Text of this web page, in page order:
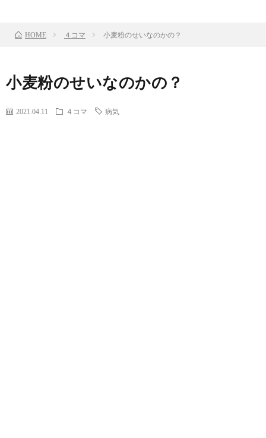
HOME ４コマ 小麦粉のせいなのかの？
小麦粉のせいなのかの？
2021.04.11 ４コマ 病気